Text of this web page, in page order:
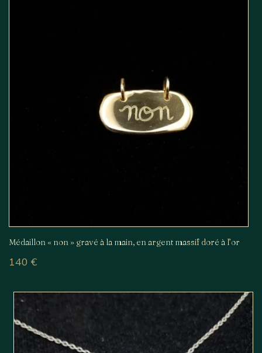
Médaillon « non » gravé à la main, en argent massif doré à l’or
140 €